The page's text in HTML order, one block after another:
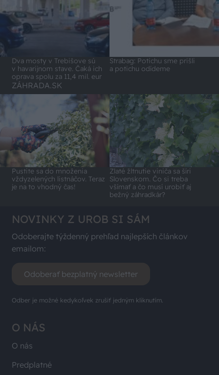
Dva mosty v Trebišove sú
v havarijnom stave. Čaká ich
oprava spolu za 11,4 mil. eur
Strabag: Potichu sme prišli
a potichu odídeme
ZÁHRADA.SK
Pustite sa do množenia
vždyzelených listnáčov. Teraz
je na to vhodný čas!
Zlaté žltnutie viniča sa šíri
Slovenskom. Čo si treba
všímať a čo musí urobiť aj
bežný záhradkár?
O NÁS
O nás
Predplatné
NOVINKY Z UROB SI SÁM
Odoberajte týždenný prehľad najlepších článkov
emailom:
Odoberať bezplatný newsletter
Odber je možné kedykoľvek zrušiť jedným kliknutím.